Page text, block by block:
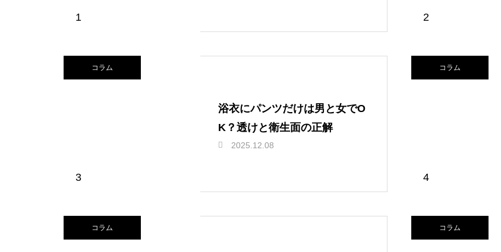
1 2
コラム
3
浴衣にパンツだけは男と女でO
K？透けと衛生面の正解
2025.12.08
コラム
4
コラム コラム